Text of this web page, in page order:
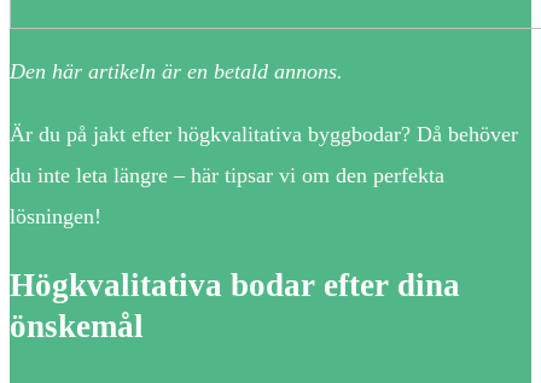
Den här artikeln är en betald annons.
Är du på jakt efter högkvalitativa byggbodar? Då behöver
du inte leta längre ­– här tipsar vi om den perfekta
lösningen!
Högkvalitativa bodar efter dina
önskemål